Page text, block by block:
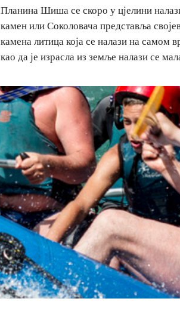
Планина Шиша се скоро у цјелини
камен или Соколовача представља
камена литица која се налази на самом
као да је израсла из земље налази се